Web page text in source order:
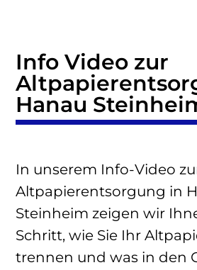
Info Video zur
Hanau
In unserem Info-Video
Altpapierentsorgung in
Steinheim zeigen wir
Schritt, wie Sie Ihr
trennen und was in den